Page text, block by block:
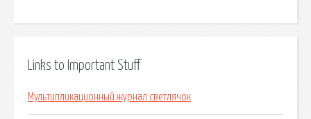
Links to Important Stuff
Мультипликационный журнал светлячок